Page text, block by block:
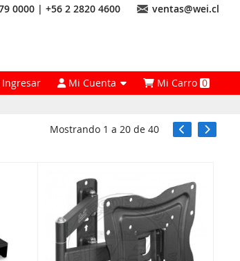
0000 | +56 2 2820 4600 ventas@wei.cl
Ingresar Mi Cuenta Mi Carro0
Mostrando 1 a20 de40